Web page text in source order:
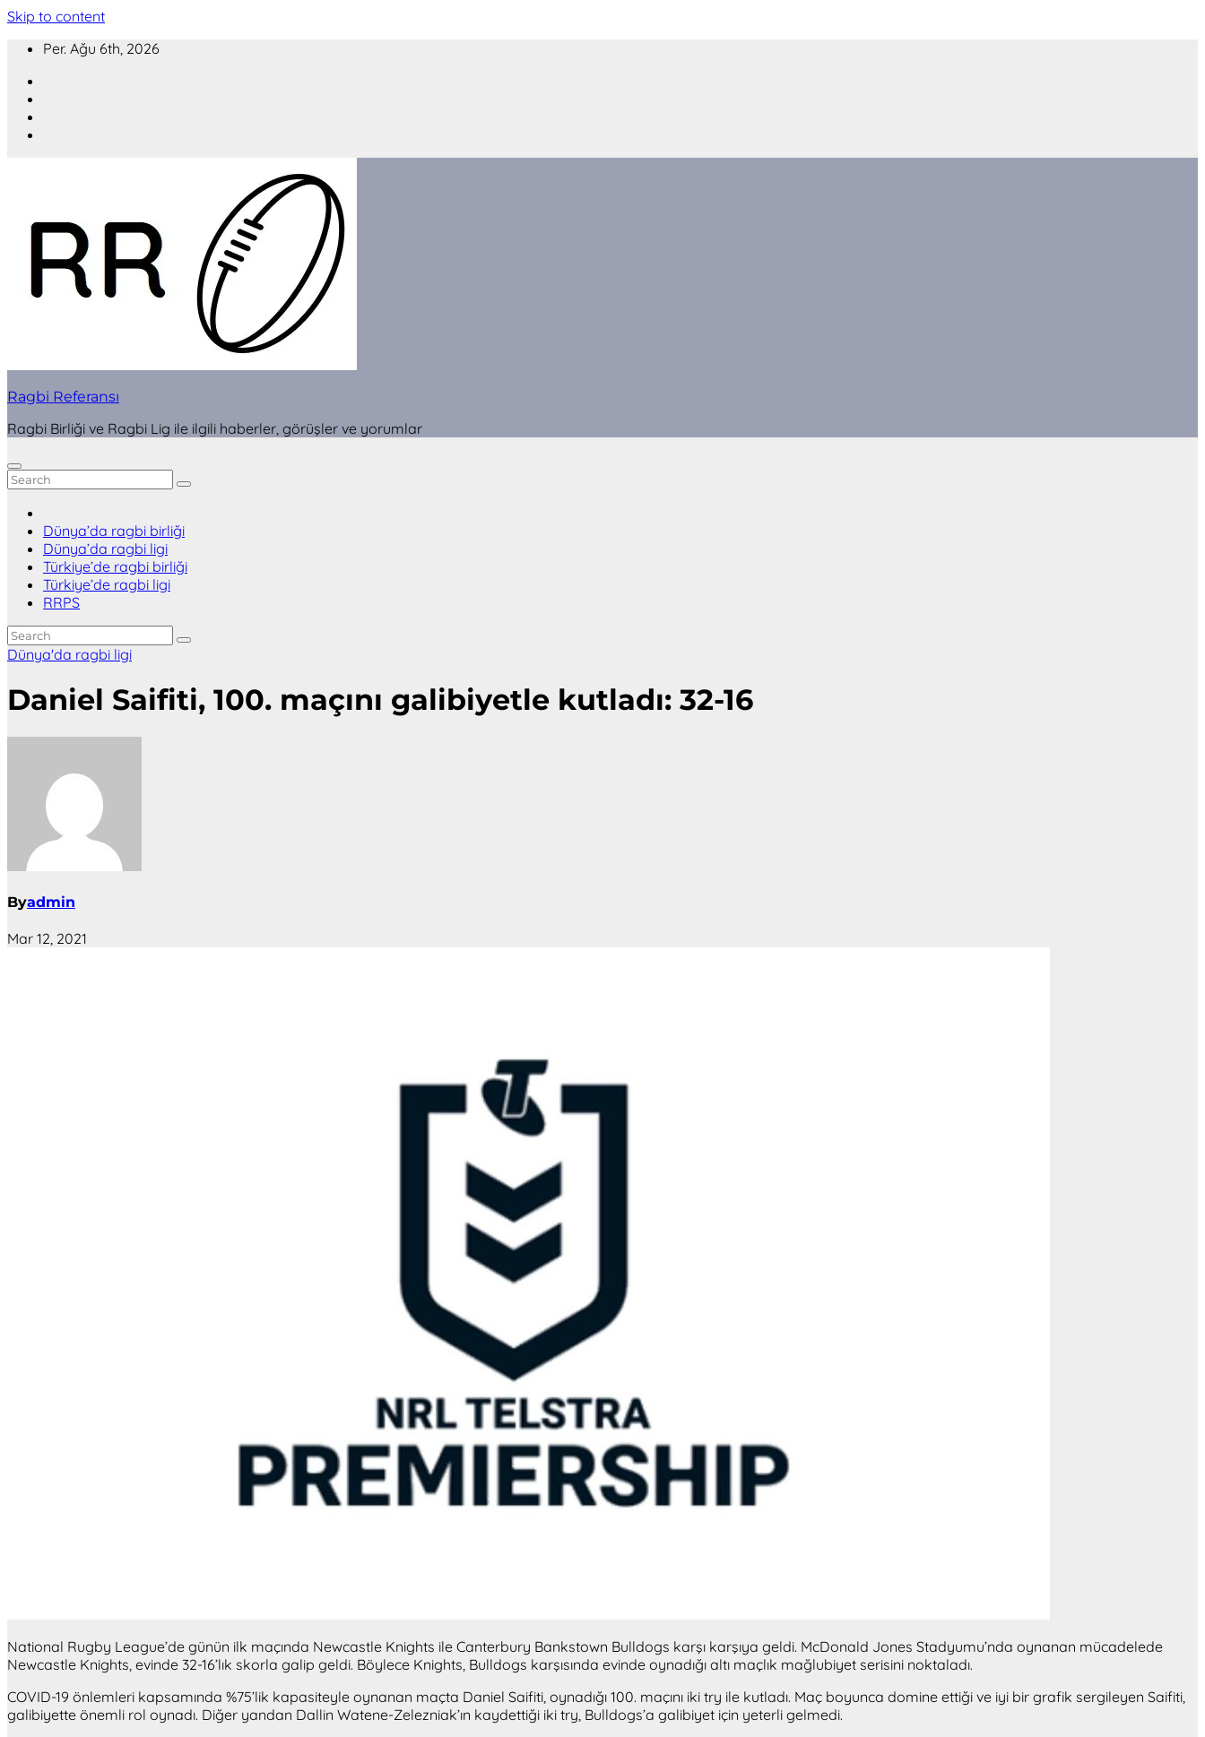
Skip to content
Per. Ağu 6th, 2026
Ragbi Referansı
Ragbi Birliği ve Ragbi Lig ile ilgili haberler, görüşler ve yorumlar
Dünya’da ragbi birliği
Dünya’da ragbi ligi
Türkiye’de ragbi birliği
Türkiye’de ragbi ligi
RRPS
Dünya'da ragbi ligi
Daniel Saifiti, 100. maçını galibiyetle kutladı: 32-16
Byadmin
Mar 12, 2021
National Rugby League’de günün ilk maçında Newcastle Knights ile Canterbury Bankstown Bulldogs karşı karşıya geldi. McDonald Jones Stadyumu’nda oynanan mücadelede
Newcastle Knights, evinde 32-16’lık skorla galip geldi. Böylece Knights, Bulldogs karşısında evinde oynadığı altı maçlık mağlubiyet serisini noktaladı.
COVID-19 önlemleri kapsamında %75’lik kapasiteyle oynanan maçta Daniel Saifiti, oynadığı 100. maçını iki try ile kutladı. Maç boyunca domine ettiği ve iyi bir grafik sergileyen Saifiti,
galibiyette önemli rol oynadı. Diğer yandan Dallin Watene-Zelezniak’ın kaydettiği iki try, Bulldogs’a galibiyet için yeterli gelmedi.